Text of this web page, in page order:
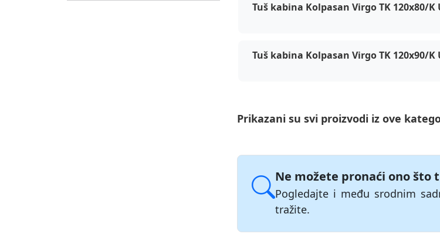
Tuš kabina Kolpasan Virgo TK 120x80/K
Tuš kabina Kolpasan Virgo TK 120x90/K
Prikazani su svi proizvodi iz ove
Ne možete pronaći ono što
Pogledajte i među srodnim
tražite.